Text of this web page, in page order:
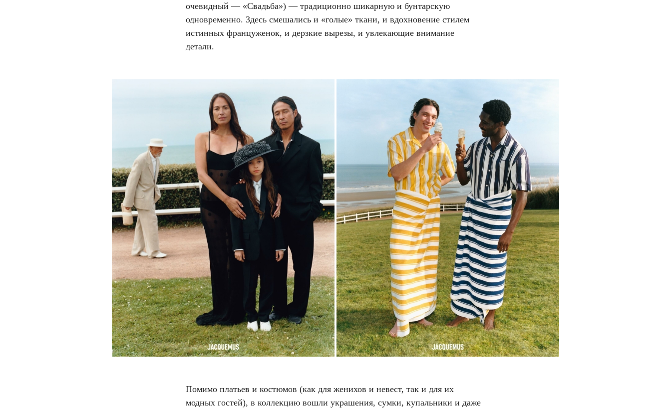
очевидный — «Свадьба») — традиционно шикарную и бунтарскую
одновременно. Здесь смешались и «голые» ткани, и вдохновение стилем
истинных француженок, и дерзкие вырезы, и увлекающие внимание
детали.
Помимо платьев и костюмов (как для женихов и невест, так и для их
модных гостей), в коллекцию вошли украшения, сумки, купальники и даже